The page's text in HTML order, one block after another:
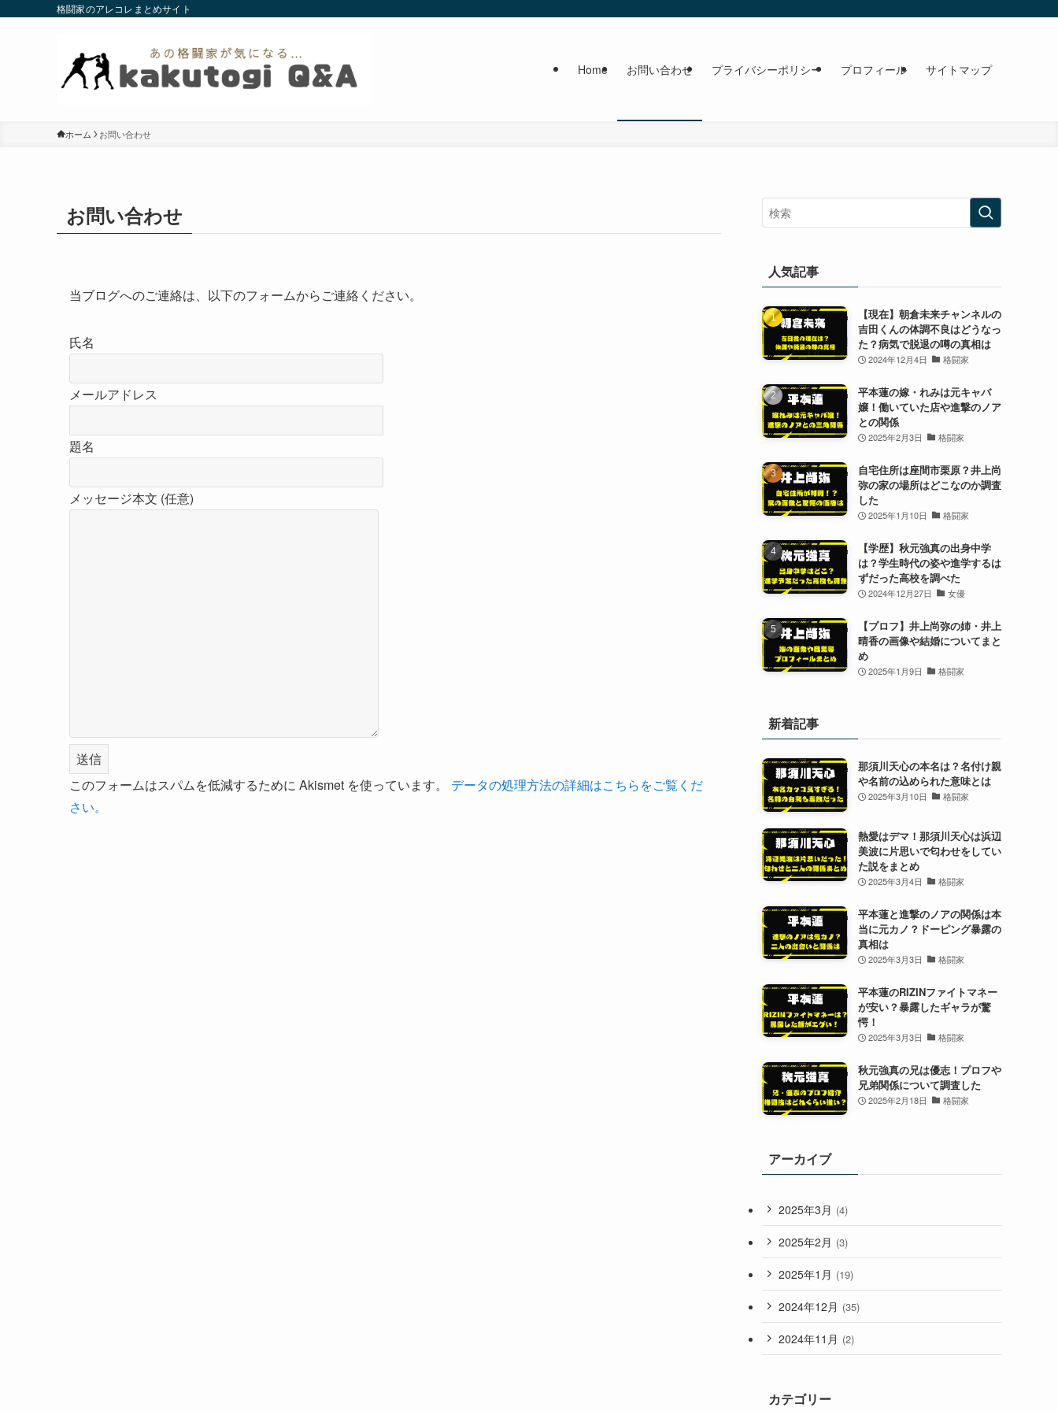
格闘家のアレコレまとめサイト
Home お問い合わせ プライバシーポリシー プロフィール サイトマップ
ホーム お問い合わせ
お問い合わせ
当ブログへのご連絡は、以下のフォームからご連絡ください。
氏名
メールアドレス
題名
メッセージ本文 (任意)
このフォームはスパムを低減するために Akismet を使っています。 データの処理方法の詳細はこちらをご覧くだ
さい。
人気記事
【現在】朝倉未来チャンネルの
吉田くんの体調不良はどうなっ
た？病気で脱退の噂の真相は
2024年12月4日 格闘家
平本蓮の嫁・れみは元キャバ
嬢！働いていた店や進撃のノア
との関係
2025年2月3日 格闘家
自宅住所は座間市栗原？井上尚
弥の家の場所はどこなのか調査
した
2025年1月10日 格闘家
【学歴】秋元強真の出身中学
は？学生時代の姿や進学するは
ずだった高校を調べた
2024年12月27日 女優
【プロフ】井上尚弥の姉・井上
晴香の画像や結婚についてまと
め
2025年1月9日 格闘家
新着記事
那須川天心の本名は？名付け親
や名前の込められた意味とは
2025年3月10日 格闘家
熱愛はデマ！那須川天心は浜辺
美波に片思いで匂わせをしてい
た説をまとめ
2025年3月4日 格闘家
平本蓮と進撃のノアの関係は本
当に元カノ？ドーピング暴露の
真相は
2025年3月3日 格闘家
平本蓮のRIZINファイトマネー
が安い？暴露したギャラが驚
愕！
2025年3月3日 格闘家
秋元強真の兄は優志！プロフや
兄弟関係について調査した
2025年2月18日 格闘家
アーカイブ
2025年3月 (4)
2025年2月 (3)
2025年1月 (19)
2024年12月 (35)
2024年11月 (2)
カテゴリー